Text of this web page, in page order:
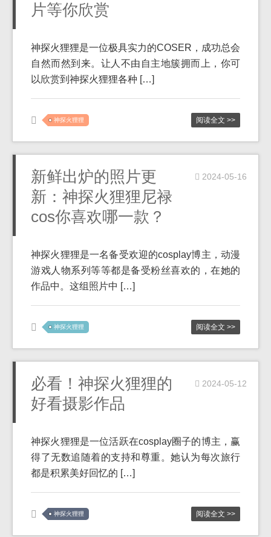
片等你欣赏
神探火狸狸是一位极具实力的COSER，成功总会
自然而然到来。让人不由自主地簇拥而上，你可
以欣赏到神探火狸狸各种 […]
神探火狸狸 阅读全文 >>
新鲜出炉的照片更
新：神探火狸狸尼禄
cos你喜欢哪一款？
2024-05-16
神探火狸狸是一名备受欢迎的cosplay博主，动漫
游戏人物系列等等都是备受粉丝喜欢的，在她的
作品中。这组照片中 […]
神探火狸狸 阅读全文 >>
必看！神探火狸狸的
好看摄影作品
2024-05-12
神探火狸狸是一位活跃在cosplay圈子的博主，赢
得了无数追随着的支持和尊重。她认为每次旅行
都是积累美好回忆的 […]
神探火狸狸 阅读全文 >>